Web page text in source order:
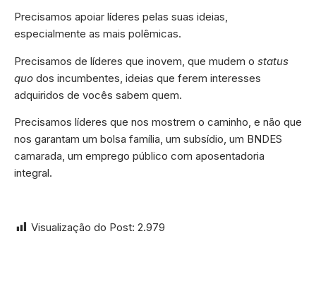
Precisamos apoiar líderes pelas suas ideias,
especialmente as mais polêmicas.
Precisamos de líderes que inovem, que mudem o status
quo dos incumbentes, ideias que ferem interesses
adquiridos de vocês sabem quem.
Precisamos líderes que nos mostrem o caminho, e não que
nos garantam um bolsa família, um subsídio, um BNDES
camarada, um emprego público com aposentadoria
integral.
Visualização do Post: 2.979